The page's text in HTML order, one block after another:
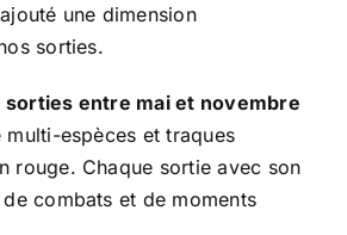
une dimension
sorties.
sorties entre mai et novembre
espèces et traques
rouge. Chaque sortie avec son
combats et de moments